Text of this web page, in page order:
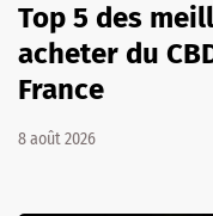
Top 5 des
acheter du
France
8 août 2026